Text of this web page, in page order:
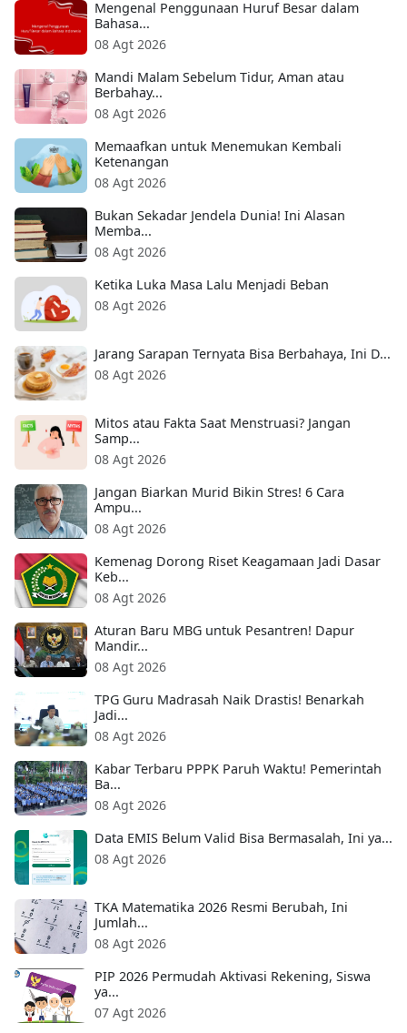
Mengenal Penggunaan Huruf Besar dalam
Bahasa...
08 Agt 2026
Mandi Malam Sebelum Tidur, Aman atau
Berbahay...
08 Agt 2026
Memaafkan untuk Menemukan Kembali
Ketenangan
08 Agt 2026
Bukan Sekadar Jendela Dunia! Ini Alasan
Memba...
08 Agt 2026
Ketika Luka Masa Lalu Menjadi Beban
08 Agt 2026
Jarang Sarapan Ternyata Bisa Berbahaya, Ini D...
08 Agt 2026
Mitos atau Fakta Saat Menstruasi? Jangan
Samp...
08 Agt 2026
Jangan Biarkan Murid Bikin Stres! 6 Cara
Ampu...
08 Agt 2026
Kemenag Dorong Riset Keagamaan Jadi Dasar
Keb...
08 Agt 2026
Aturan Baru MBG untuk Pesantren! Dapur
Mandir...
08 Agt 2026
TPG Guru Madrasah Naik Drastis! Benarkah
Jadi...
08 Agt 2026
Kabar Terbaru PPPK Paruh Waktu! Pemerintah
Ba...
08 Agt 2026
Data EMIS Belum Valid Bisa Bermasalah, Ini ya...
08 Agt 2026
TKA Matematika 2026 Resmi Berubah, Ini
Jumlah...
08 Agt 2026
PIP 2026 Permudah Aktivasi Rekening, Siswa
ya...
07 Agt 2026